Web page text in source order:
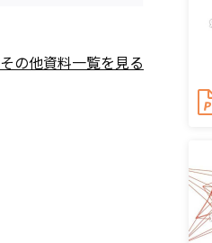
その他資料一覧を見る